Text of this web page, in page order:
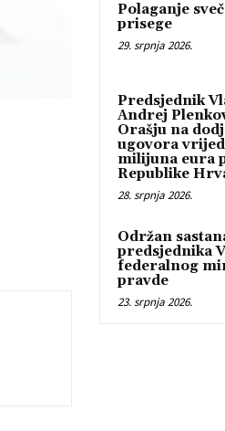
Polaganje
prisege
29. srpnja 2026.
Predsjednik
Andrej
Orašju na
ugovora
milijuna eura
Republike
28. srpnja 2026.
Održan
predsjednika
federalnog
pravde
23. srpnja 2026.